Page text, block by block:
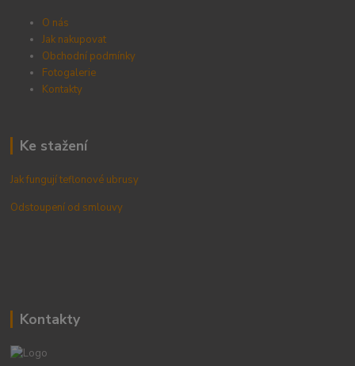
O nás
Jak nakupovat
Obchodní podmínky
Fotogalerie
Kontakty
Ke stažení
Jak fungují teflonové ubrusy
Odstoupení od smlouvy
Kontakty